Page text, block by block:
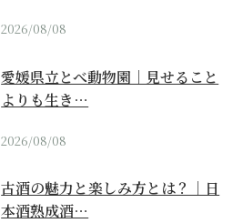
2026/08/08
愛媛県立とべ動物園｜見せること
よりも生き…
2026/08/08
古酒の魅力と楽しみ方とは？｜日
本酒熟成酒…